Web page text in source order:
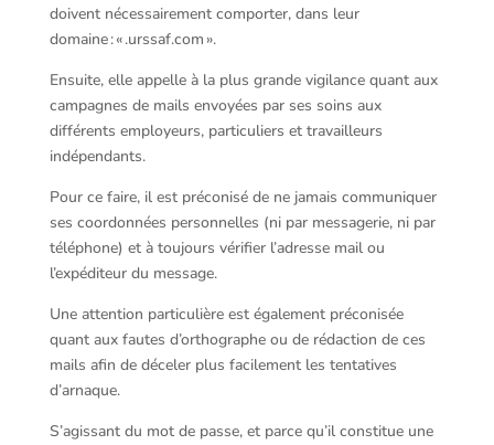
doivent nécessairement comporter, dans leur
domaine : « .urssaf.com ».
Ensuite, elle appelle à la plus grande vigilance quant aux
campagnes de mails envoyées par ses soins aux
différents employeurs, particuliers et travailleurs
indépendants.
Pour ce faire, il est préconisé de ne jamais communiquer
ses coordonnées personnelles (ni par messagerie, ni par
téléphone) et à toujours vérifier l’adresse mail ou
l’expéditeur du message.
Une attention particulière est également préconisée
quant aux fautes d’orthographe ou de rédaction de ces
mails afin de déceler plus facilement les tentatives
d’arnaque.
S’agissant du mot de passe, et parce qu’il constitue une